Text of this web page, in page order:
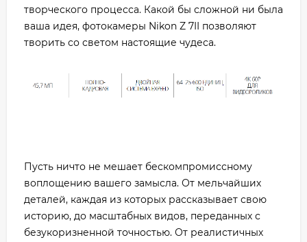
творческого процесса. Какой бы сложной ни была
ваша идея, фотокамеры Nikon Z 7II позволяют
творить со светом настоящие чудеса.
Пусть ничто не мешает бескомпромиссному
воплощению вашего замысла. От мельчайших
деталей, каждая из которых рассказывает свою
историю, до масштабных видов, переданных с
безукоризненной точностью. От реалистичных